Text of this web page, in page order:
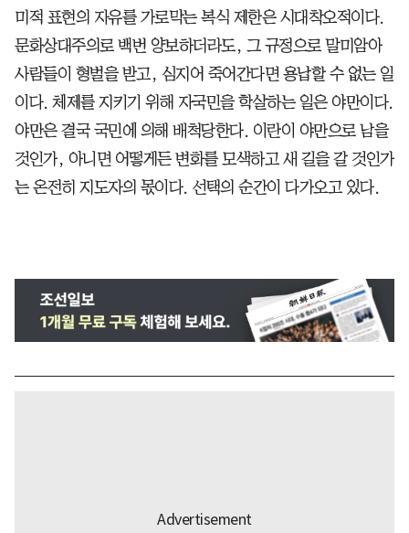
미적 표현의 자유를 가로막는 복식 제한은 시대착오적이다.
문화상대주의로 백번 양보하더라도, 그 규정으로 말미암아
사람들이 형벌을 받고, 심지어 죽어간다면 용납할 수 없는 일
이다. 체제를 지키기 위해 자국민을 학살하는 일은 야만이다.
야만은 결국 국민에 의해 배척당한다. 이란이 야만으로 남을
것인가, 아니면 어떻게든 변화를 모색하고 새 길을 갈 것인가
는 온전히 지도자의 몫이다. 선택의 순간이 다가오고 있다.